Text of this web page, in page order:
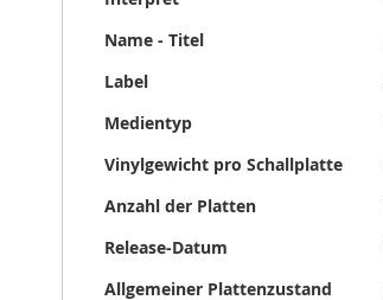
Name - Titel
Label
Medientyp
Vinylgewicht pro Schallplatte
Anzahl der Platten
Release-Datum
Allgemeiner Plattenzustand